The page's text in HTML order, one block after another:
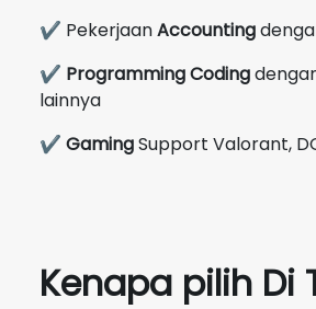
✔ PekerjaanAccounting
✔ Programming Coding
lainnya
✔ GamingSupport Valorant,
Kenapa pilih Di